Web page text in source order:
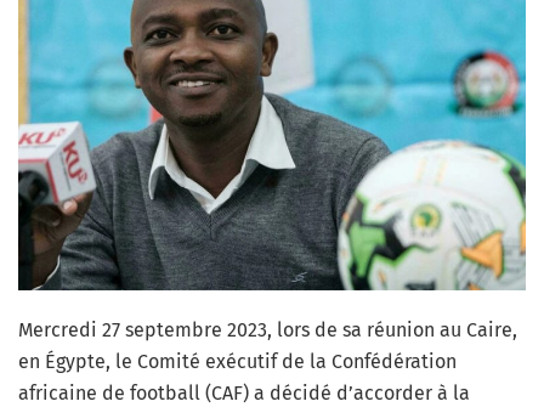
Mercredi 27 septembre 2023, lors de sa réunion au Caire,
en Égypte, le Comité exécutif de la Confédération
africaine de football (CAF) a décidé d’accorder à la